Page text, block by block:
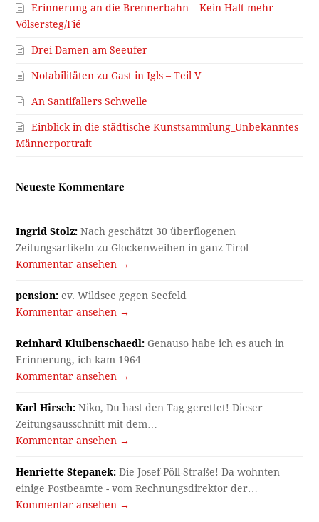
Erinnerung an die Brennerbahn – Kein Halt mehr
Völsersteg/Fié
Drei Damen am Seeufer
Notabilitäten zu Gast in Igls – Teil V
An Santifallers Schwelle
Einblick in die städtische Kunstsammlung_Unbekanntes
Männerportrait
Neueste Kommentare
Ingrid Stolz: Nach geschätzt 30 überflogenen
Zeitungsartikeln zu Glockenweihen in ganz Tirol…
Kommentar ansehen →
pension: ev. Wildsee gegen Seefeld
Kommentar ansehen →
Reinhard Kluibenschaedl: Genauso habe ich es auch in
Erinnerung, ich kam 1964…
Kommentar ansehen →
Karl Hirsch: Niko, Du hast den Tag gerettet! Dieser
Zeitungsausschnitt mit dem…
Kommentar ansehen →
Henriette Stepanek: Die Josef-Pöll-Straße! Da wohnten
einige Postbeamte - vom Rechnungsdirektor der…
Kommentar ansehen →